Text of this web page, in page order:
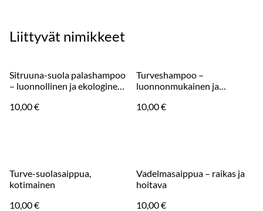
Liittyvät nimikkeet
Sitruuna-suola palashampoo
– luonnollinen ja ekologinen
10,00 €
Turveshampoo –
luonnonmukainen ja
10,00 €
Turve-suolasaippua,
kotimainen
10,00 €
Vadelmasaippua – raikas ja
hoitava
10,00 €